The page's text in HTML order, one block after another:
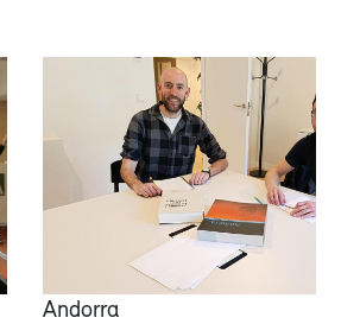
Andorra